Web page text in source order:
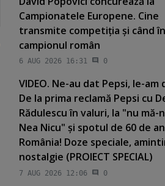
Campionatele Europene. Cine
transmite competiţia şi când
campionul român
6 AUG 2026 16:31 0
VIDEO. Ne-au dat Pepsi, le-am
De la prima reclamă Pepsi cu
Rădulescu în valuri, la "nu mă-
Nea Nicu" şi spotul de 60 de
România! Doze speciale,
nostalgie (PROIECT SPECIAL)
7 AUG 2026 12:06 0